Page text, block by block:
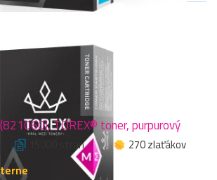
TOREX® toner, purpurový
15000 stran
270 zlaťákov